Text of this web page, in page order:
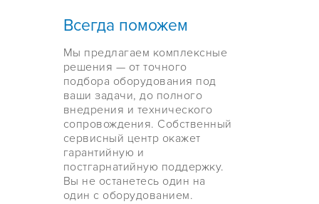
Всегда поможем
Мы предлагаем комплексные
решения — от точного
подбора оборудования под
ваши задачи, до полного
внедрения и технического
сопровождения. Собственный
сервисный центр окажет
гарантийную и
постгарнатийную поддержку.
Вы не останетесь один на
один с оборудованием.